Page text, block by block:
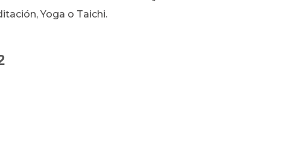
Yoga o Taichi.